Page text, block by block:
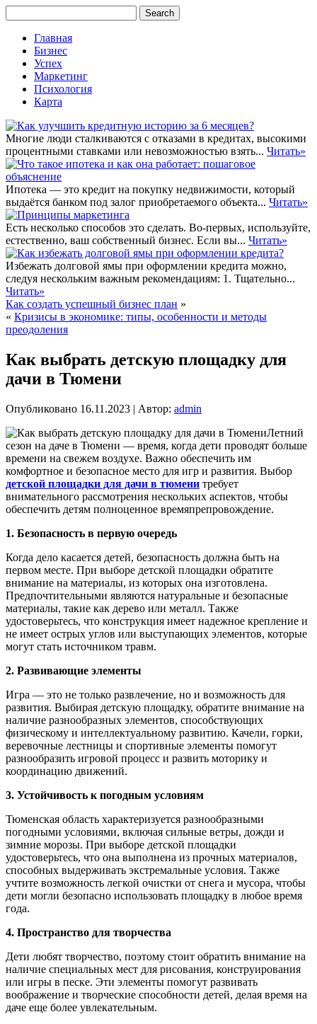
Главная
Бизнес
Успех
Маркетинг
Психология
Карта
Многие люди сталкиваются с отказами в кредитах, высокими
процентными ставками или невозможностью взять... Читать»
Ипотека — это кредит на покупку недвижимости, который
выдаётся банком под залог приобретаемого объекта... Читать»
Есть несколько способов это сделать. Во-первых, используйте,
естественно, ваш собственный бизнес. Если вы... Читать»
Избежать долговой ямы при оформлении кредита можно,
следуя нескольким важным рекомендациям: 1. Тщательно...
Читать»
Как создать успешный бизнес план »
« Кризисы в экономике: типы, особенности и методы
преодоления
Как выбрать детскую площадку для
дачи в Тюмени
Опубликовано 16.11.2023 | Автор: admin
Летний
сезон на даче в Тюмени — время, когда дети проводят больше
времени на свежем воздухе. Важно обеспечить им
комфортное и безопасное место для игр и развития. Выбор
детской площадки для дачи в тюмени требует
внимательного рассмотрения нескольких аспектов, чтобы
обеспечить детям полноценное времяпрепровождение.
1. Безопасность в первую очередь
Когда дело касается детей, безопасность должна быть на
первом месте. При выборе детской площадки обратите
внимание на материалы, из которых она изготовлена.
Предпочтительными являются натуральные и безопасные
материалы, такие как дерево или металл. Также
удостоверьтесь, что конструкция имеет надежное крепление и
не имеет острых углов или выступающих элементов, которые
могут стать источником травм.
2. Развивающие элементы
Игра — это не только развлечение, но и возможность для
развития. Выбирая детскую площадку, обратите внимание на
наличие разнообразных элементов, способствующих
физическому и интеллектуальному развитию. Качели, горки,
веревочные лестницы и спортивные элементы помогут
разнообразить игровой процесс и развить моторику и
координацию движений.
3. Устойчивость к погодным условиям
Тюменская область характеризуется разнообразными
погодными условиями, включая сильные ветры, дожди и
зимние морозы. При выборе детской площадки
удостоверьтесь, что она выполнена из прочных материалов,
способных выдерживать экстремальные условия. Также
учтите возможность легкой очистки от снега и мусора, чтобы
дети могли безопасно использовать площадку в любое время
года.
4. Пространство для творчества
Дети любят творчество, поэтому стоит обратить внимание на
наличие специальных мест для рисования, конструирования
или игры в песке. Эти элементы помогут развивать
воображение и творческие способности детей, делая время на
даче еще более увлекательным.